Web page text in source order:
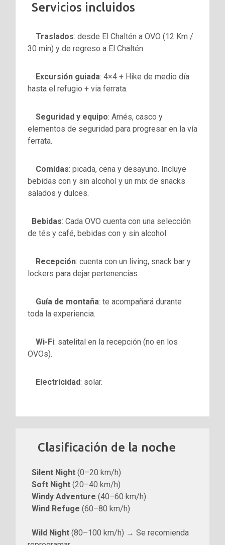
Servicios incluidos
Traslados: desde El Chaltén a OVO (12 Km /
30 min) y de regreso a El Chaltén.
Excursión guiada: 4×4 + Hike de medio día
hasta el refugio + via ferrata.
Seguridad y equipo: Arnés, casco y
elementos de seguridad para progresar en la vía
ferrata.
Comidas: picada, cena y desayuno. Incluye
bebidas con y sin alcohol y un mix de snacks
salados y dulces.
Bebidas: Cada OVO cuenta con una selección
de tés y café, bebidas con y sin alcohol.
Recepción: cuenta con un living, snack bar y
lockers para dejar pertenencias.
Guía de montaña: te acompañará durante
toda la experiencia.
Wi-Fi: satelital en la recepción (no en los
OVOs).
Electricidad: solar.
Clasificación de la noche
Silent Night (0–20 km/h)
Soft Night (20–40 km/h)
Windy Adventure (40–60 km/h)
Wind Refuge (60–80 km/h)
Wild Night (80–100 km/h) → Se recomienda